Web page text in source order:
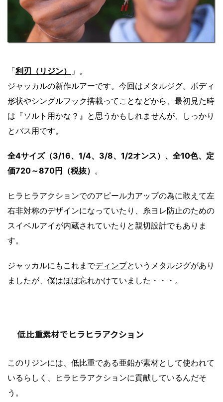
「利刃（リジン）
」。
ジャッカルの新作ルアーです。今回はメタルジグ。ボディ
形状やシングルフック搭載ってことなどから、最初見た時
は『ソルト用かな？』と思うかもしれませんが、しっかり
とバス用です。
全4サイズ（3/16、1/4、3/8、1/2オンス）、全10色、定
価720～870円（税抜） 。
ヒラヒラアクションでのアピール力アップの為に敢えて左
右非対称のデザインになっていたり、糸ヨレ防止のための
スイベルアイが内蔵されていたりと親切設計でもありま
す。
ジャッカルにもこれまでディンプというメタルジグがあり
ましたが、僕はほぼ忘れかけていました・・・。
低比重素材でヒラヒラアクション
このリジンには、低比重である亜鉛が素材として使われて
いるらしく、ヒラヒラアクションに貢献しているんだそ
う。